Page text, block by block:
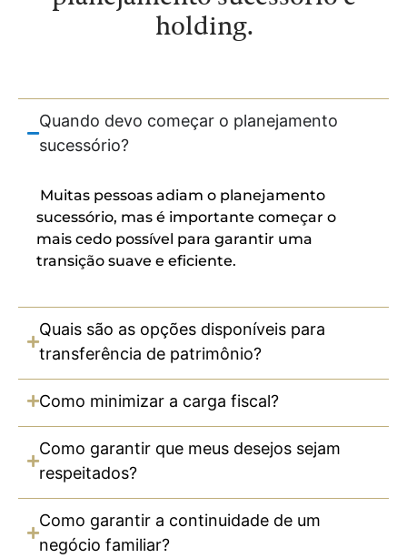
holding.
Quando devo começar o planejamento
sucessório?
Muitas pessoas adiam o planejamento
sucessório, mas é importante começar o
mais cedo possível para garantir uma
transição suave e eficiente.
Quais são as opções disponíveis para
transferência de patrimônio?
Como minimizar a carga fiscal?
Como garantir que meus desejos sejam
respeitados?
Como garantir a continuidade de um
negócio familiar?